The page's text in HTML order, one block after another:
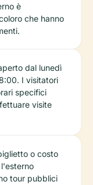
è
che hanno
dal lunedì
I visitatori
specifici
visite
o costo
tour pubblici